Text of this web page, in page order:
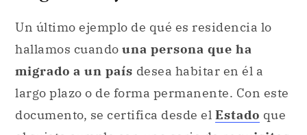
Un último ejemplo de qué es residencia lo
hallamos cuando una persona que ha
migrado a un país desea habitar en él a
largo plazo o de forma permanente. Con este
documento, se certifica desde el Estado que